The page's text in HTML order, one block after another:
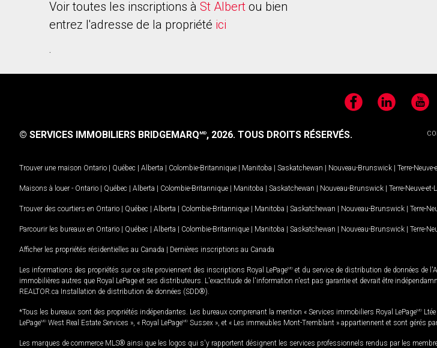
Voir toutes les inscriptions à St Albert ou bien
entrez l'adresse de la propriété ici
.
FacebookLinkedIn
© SERVICES IMMOBILIERS BRIDGEMARQMD, 2026. TOUS DROITS RÉSERVÉS.
Trouver une maison Ontario | Québec | Alberta | Colombie-Britannique | Manitoba | Saskatchewan | Nouveau-Brunswick | Terre-
Maisons à louer - Ontario | Québec | Alberta | Colombie-Britannique | Manitoba | Saskatchewan | Nouveau-Brunswick | Terre-Neuve-et-
Trouver des courtiers en Ontario | Québec | Alberta | Colombie-Britannique | Manitoba | Saskatchewan | Nouveau-Brunswick | Terre-
Parcourir les bureaux en Ontario | Québec | Alberta | Colombie-Britannique | Manitoba | Saskatchewan | Nouveau-Brunswick | Terre-
Afficher les propriétés résidentielles au Canada | Dernières inscriptions au Canada
Les informations des propriétés sur ce site proviennent des inscriptions Royal LePageMD et du service de distribution de données de
immobilières autres que Royal LePage et ses distributeurs. L'exactitude de l'information n'est pas garantie et devrait être
REALTOR.ca Installation de distribution de données (SDD®).
*Tous les bureaux sont des propriétés indépendantes. Les bureaux comprenant la mention « Services immobiliers Royal LePageMD
LePageMD West Real Estate Services », « Royal LePageMD Sussex », et « Les immeubles Mont-Tremblant » appartiennent et sont gérés
Les marques de commerce MLS® ainsi que les logos qui s'y rapportent désignent les services professionnels rendus par les